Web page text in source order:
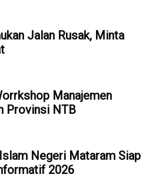
Jalan Rusak, Minta
Manajemen
Provinsi NTB
Negeri Mataram Siap
2026